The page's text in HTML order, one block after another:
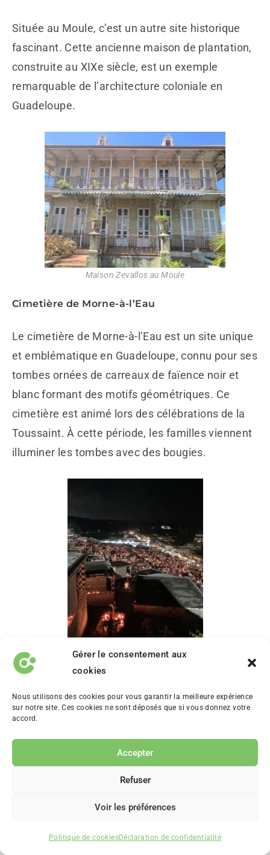
Gérer le consentement aux
cookies
Nous utilisons des cookies pour vous garantir la meilleure expérience
sur notre site. Ces cookies ne sont déposés que si vous donnez votre
accord.
Accepter
Refuser
Voir les préférences
Politique de cookiesDéclaration de confidentialité
Située au Moule, c’est un autre site historique
fascinant. Cette ancienne maison de plantation,
construite au XIXe siècle, est un exemple
remarquable de l’architecture coloniale en
Guadeloupe.
Maison Zevallos au Moule
Cimetière de Morne-à-l’Eau
Le cimetière de Morne-à-l’Eau est un site unique
et emblématique en Guadeloupe, connu pour ses
tombes ornées de carreaux de faïence noir et
blanc formant des motifs géométriques. Ce
cimetière est animé lors des célébrations de la
Toussaint. À cette période, les familles viennent
illuminer les tombes avec des bougies.
Cimetière de Morne-à-l’eau à la
Les jardins et le Zoo de la Guadeloupe
Les Jardins de Valombreuse et les Jardins de
Deshaies sont deux joyaux botaniques de la
Guadeloupe. Ils offrent des oasis de verdure et
de tranquillité dans des décors à couper le
de l’île, ces jardins exotiques regorgent d’une